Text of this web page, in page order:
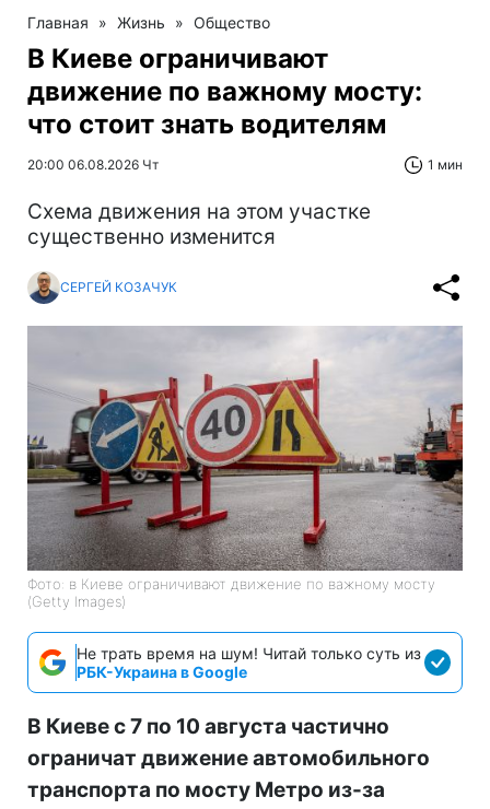
Главная » Жизнь » Общество
В Киеве ограничивают
движение по важному мосту:
что стоит знать водителям
20:00 06.08.2026 Чт 1 мин
Схема движения на этом участке
существенно изменится
СЕРГЕЙ КОЗАЧУК
Фото: в Киеве ограничивают движение по важному мосту
(Getty Images)
Не трать время на шум! Читай только суть из
РБК-Украина в Google
В Киеве с 7 по 10 августа частично
ограничат движение автомобильного
транспорта по мосту Метро из-за